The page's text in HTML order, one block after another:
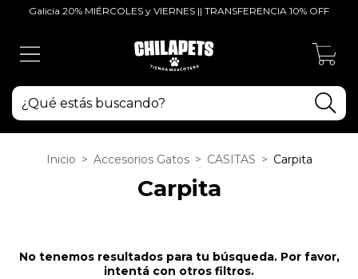
Galicia 20% MIÉRCOLES y VIERNES || TRANSFERENCIA 10% OFF
Inicio > Accesorios Gatos > CASITAS > Carpita
Carpita
No tenemos resultados para tu búsqueda. Por favor,
intentá con otros filtros.